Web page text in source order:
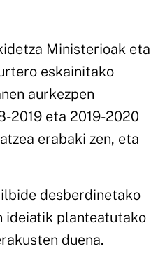
Ministerioak eta
eskainitako
aurkezpen
2019 eta 2019-2020
erabaki zen, eta
desberdinetako
ideiatik planteatutako
duena.